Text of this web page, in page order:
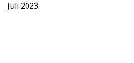
Juli 2023.